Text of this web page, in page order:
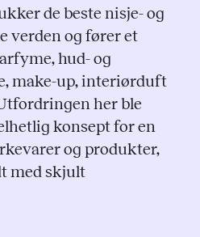
de beste nisje- og
verden og fører et
hud- og
make-up, interiørduft
her ble
konsept for en
og produkter,
med skjult